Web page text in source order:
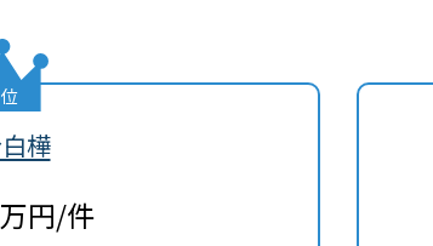
位
樺
万円/件